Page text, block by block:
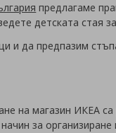
предлагаме
детската стая
и да предпазим
на магазин ИКЕА
за